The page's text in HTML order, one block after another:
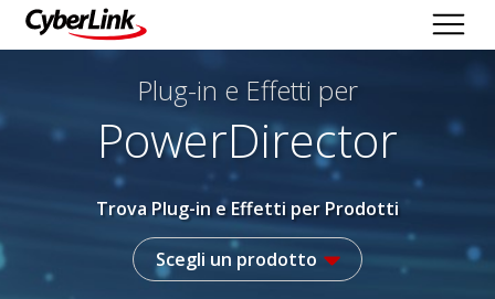
Plug-in e Effetti per
PowerDirector
Trova Plug-in e Effetti per Prodotti
Scegli un prodotto